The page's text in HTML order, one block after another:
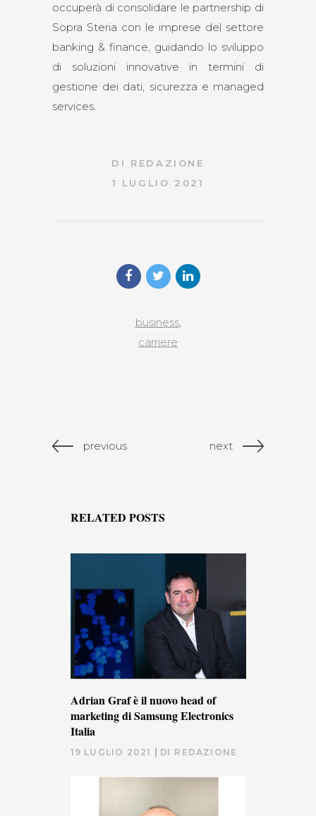
occuperà di consolidare le partnership di
Sopra Steria con le imprese del settore
banking & finance, guidando lo sviluppo
di soluzioni innovative in termini di
gestione dei dati, sicurezza e managed
services.
DI REDAZIONE
1 LUGLIO 2021
business,
carriere
previous next
RELATED POSTS
Adrian Graf è il nuovo head of
marketing di Samsung Electronics
Italia
19 LUGLIO 2021 DI REDAZIONE